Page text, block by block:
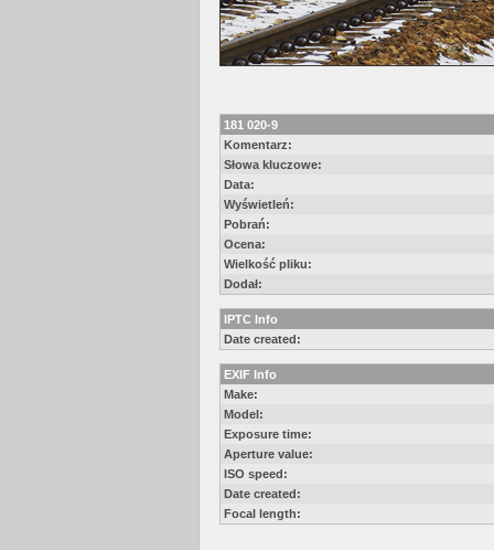
181 020-9
Komentarz:
Słowa kluczowe:
Data:
Wyświetleń:
Pobrań:
Ocena:
Wielkość pliku:
Dodał:
IPTC Info
Date created:
EXIF Info
Make:
Model:
Exposure time:
Aperture value:
ISO speed:
Date created:
Focal length: